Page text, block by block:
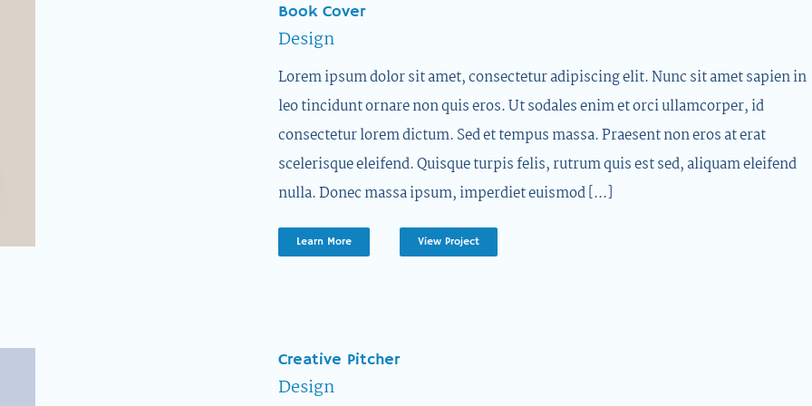
Book Cover
Design
Lorem ipsum dolor sit amet, consectetur adipiscing elit. Nunc sit amet sapien in
leo tincidunt ornare non quis eros. Ut sodales enim et orci ullamcorper, id
consectetur lorem dictum. Sed et tempus massa. Praesent non eros at erat
scelerisque eleifend. Quisque turpis felis, rutrum quis est sed, aliquam eleifend
nulla. Donec massa ipsum, imperdiet euismod [...]
Learn More View Project
Creative Pitcher
Design